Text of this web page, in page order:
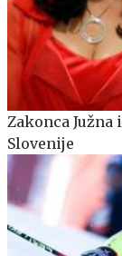
Zakonca
Slovenije